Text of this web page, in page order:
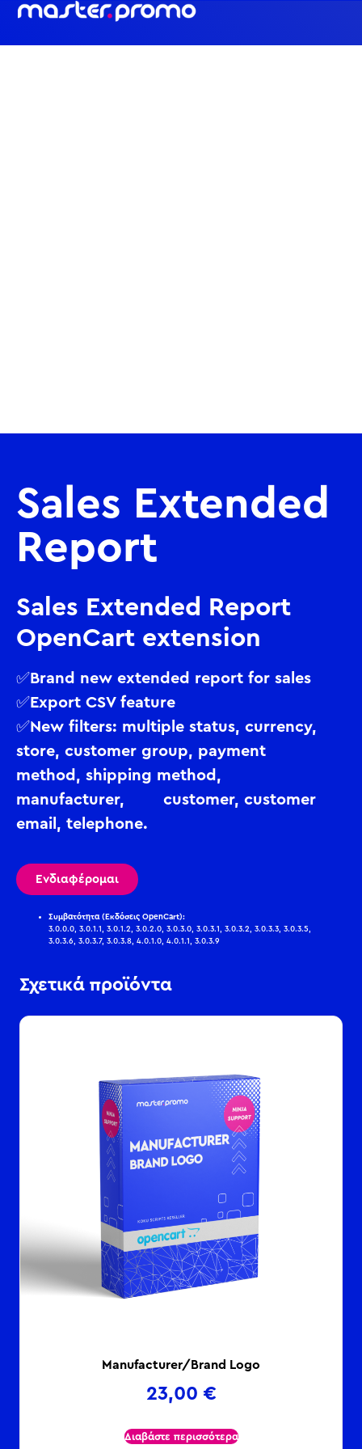
Sales Extended
Report
Sales Extended Report
OpenCart extension
✅Brand new extended report for sales
✅Export CSV feature
✅New filters: multiple status, currency,
store, customer group, payment
method, shipping method,
manufacturer, customer, customer
email, telephone.
Ενδιαφέρομαι
Συμβατότητα (Εκδόσεις OpenCart):
3.0.0.0, 3.0.1.1, 3.0.1.2, 3.0.2.0, 3.0.3.0, 3.0.3.1, 3.0.3.2, 3.0.3.3, 3.0.3.5,
3.0.3.6, 3.0.3.7, 3.0.3.8, 4.0.1.0, 4.0.1.1, 3.0.3.9
Σχετικά προϊόντα
Manufacturer/Brand Logo
23,00 €
Διαβάστε περισσότερα